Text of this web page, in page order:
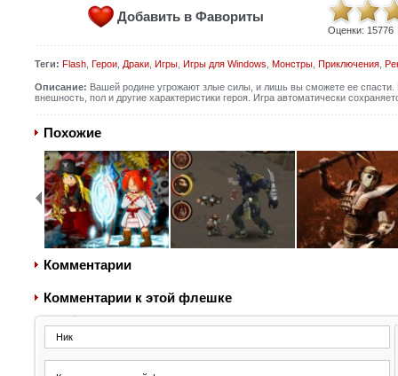
Добавить в Фавориты
Оценки: 15776
Теги: Flash, Герои, Драки, Игры, Игры для Windows Монстры, Приключения,
Описание: Вашей родине угрожают злые силы, и лишь вы сможете ее
внешность, пол и другие характеристики героя. Игра автоматически
Похожие
Комментарии
Комментарии к этой флешке